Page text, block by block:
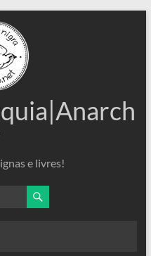
e livres!